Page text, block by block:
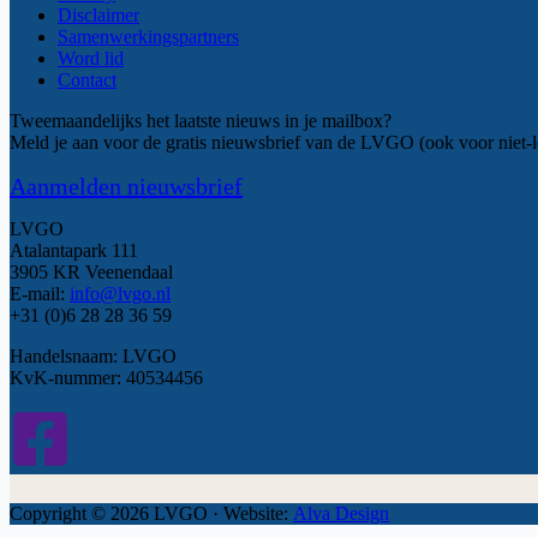
Disclaimer
Samenwerkingspartners
Word lid
Contact
Tweemaandelijks het laatste nieuws in je mailbox?
Meld je aan voor de gratis nieuwsbrief van de LVGO (ook voor niet-
Aanmelden nieuwsbrief
LVGO
Atalantapark 111
3905 KR Veenendaal
E-mail: info@lvgo.nl
+31 (0)6 28 28 36 59
Handelsnaam: LVGO
KvK-nummer: 40534456
Copyright © 2026 LVGO · Website: Alva Design